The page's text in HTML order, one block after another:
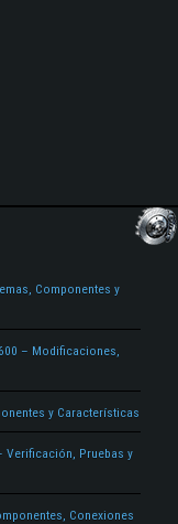
Componentes y
– Modificaciones,
y Características
Verificación, Pruebas y
Conexiones